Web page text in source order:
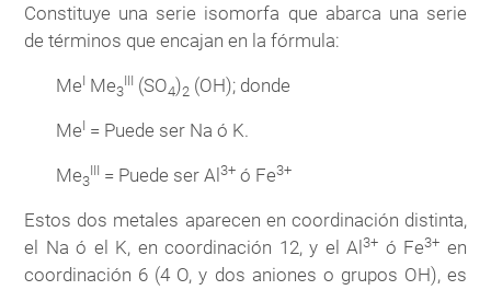
Constituye una serie isomorfa que abarca una serie
de términos que encajan en la fórmula:
MeI Me3
III (SO4)2(OH); donde
MeI = Puede ser Na ó K.
Me3
III = Puede ser Al 3+ó Fe3+
Estos dos metales aparecen en coordinación distinta,
el Na ó el K, en coordinación 12, y el Al3+ ó Fe3+ en
coordinación 6 (4 O, y dos aniones o grupos OH), es